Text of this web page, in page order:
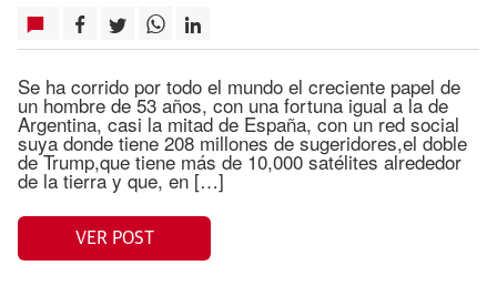
Se ha corrido por todo el mundo el creciente papel de
un hombre de 53 años, con una fortuna igual a la de
Argentina, casi la mitad de España, con un red social
suya donde tiene 208 millones de sugeridores,el doble
de Trump,que tiene más de 10,000 satélites alrededor
de la tierra y que, en […]
VER POST